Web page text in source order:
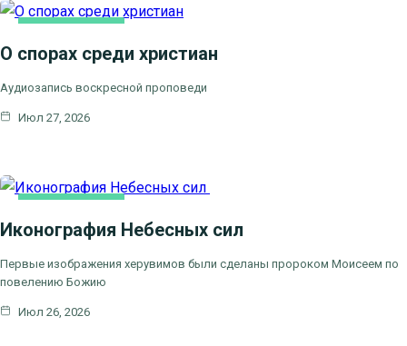
О спорах среди христиан
Аудиозапись воскресной проповеди
Июл 27, 2026
Иконография Небесных сил
Первые изображения херувимов были сделаны пророком Моисеем по
повелению Божию
Июл 26, 2026